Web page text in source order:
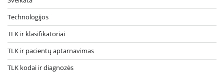
Technologijos
TLK ir klasifikatoriai
TLK ir pacientų aptarnavimas
TLK kodai ir diagnozės